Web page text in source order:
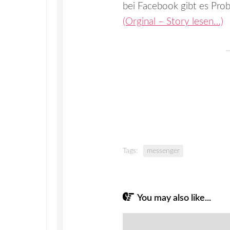
bei Facebook gibt es
(Orginal – Story lesen…)
Tags: messenger
You may also like...